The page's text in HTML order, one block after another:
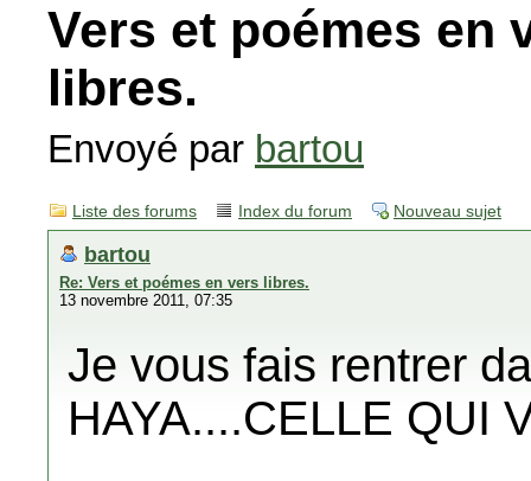
Vers et poémes en
libres.
Envoyé par bartou
Liste des forums Index du forum Nouveau sujet
bartou
Re: Vers et poémes en vers libres.
13 novembre 2011, 07:35
Je vous fais rentrer
HAYA....CELLE QUI